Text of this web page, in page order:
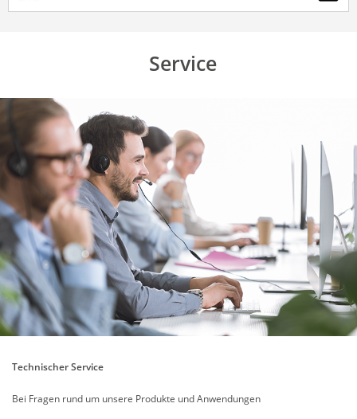
Service
Technischer Service
Bei Fragen rund um unsere Produkte und Anwendungen